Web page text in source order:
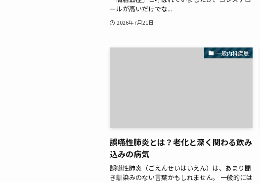
ールが高いだけでな...
2026年7月21日
一般内科疾患
誤嚥性肺炎とは？老化と深く関わる飲み
込みの病気
誤嚥性肺炎（ごえんせいはいえん）は、あまり聞
き馴染みのない言葉かもしれません。 一般的には